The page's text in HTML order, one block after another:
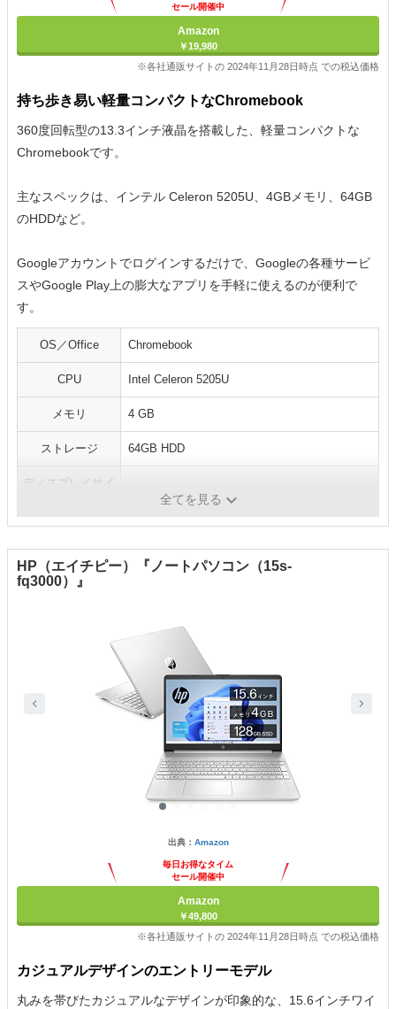
セール開催中
Amazon
￥19,980
※各社通販サイトの 2024年11月28日時点 での税込価格
持ち歩き易い軽量コンパクトなChromebook
360度回転型の13.3インチ液晶を搭載した、軽量コンパクトな
Chromebookです。
主なスペックは、インテル Celeron 5205U、4GBメモリ、64GB
のHDDなど。
Googleアカウントでログインするだけで、Googleの各種サービ
スやGoogle Play上の膨大なアプリを手軽に使えるのが便利で
す。
OS／Office Chromebook
CPU Intel ‎Celeron 5205U
メモリ ‎4 GB
ストレージ 64GB HDD
ディスプレイサイ
1920x1080ピクセル
全てを見る
HP（エイチピー）『ノートパソコン（15s-
fq3000）』
出典： Amazon
毎日お得なタイム
セール開催中
Amazon
￥49,800
※各社通販サイトの 2024年11月28日時点 での税込価格
カジュアルデザインのエントリーモデル
丸みを帯びたカジュアルなデザインが印象的な、15.6インチワイ